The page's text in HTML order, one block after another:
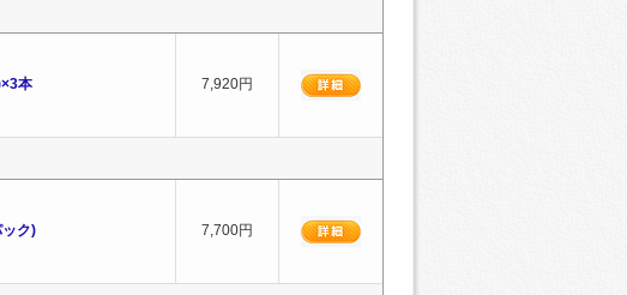
本 7,920円
ク) 7,700円